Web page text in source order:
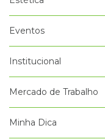
Eventos
Institucional
Mercado de Trabalho
Minha Dica